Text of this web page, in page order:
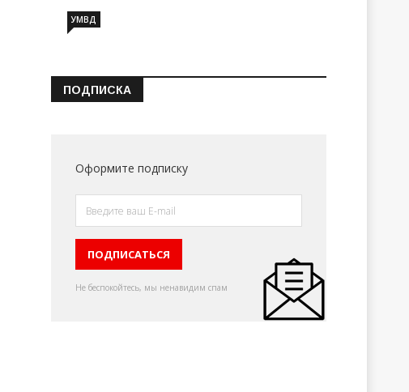
УМВД
ПОДПИСКА
Оформите подписку
Не беспокойтесь, мы ненавидим спам